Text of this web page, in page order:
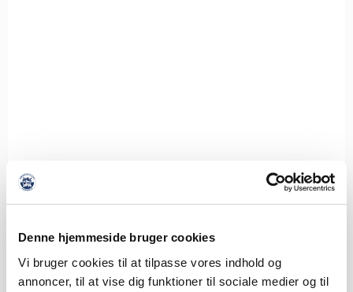
Denne hjemmeside bruger cookies
Vi bruger cookies til at tilpasse vores indhold og
annoncer, til at vise dig funktioner til sociale medier og til
SØNDERJYSKE FODBOLD HENTER
ISLANDSK LANDSHOLDSSPILLER TIL
MIDTERFORSVARET
tilgangen af den islandske landsholdsspiller Brynjar Ingi
Bjarnason,